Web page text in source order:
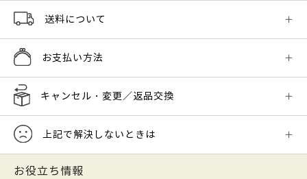
送料について
お支払い方法
キャンセル・変更／返品交換
上記で解決しないときは
お役立ち情報